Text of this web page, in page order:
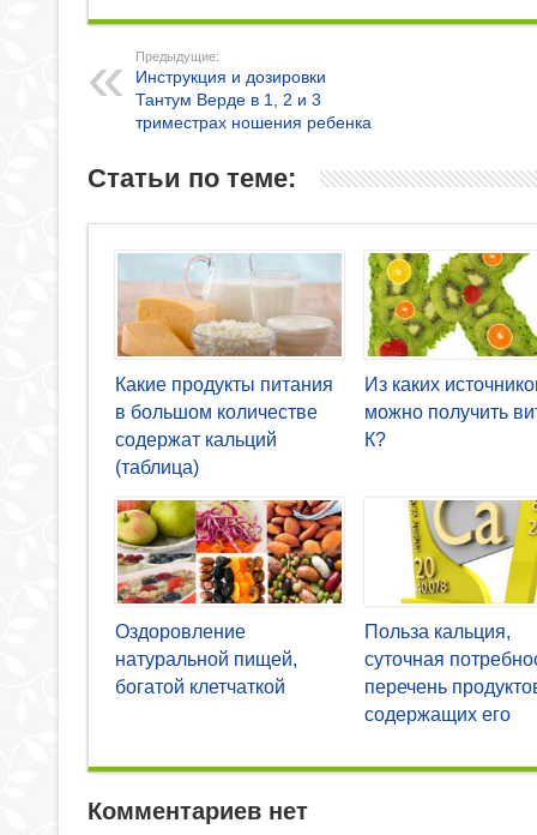
Предыдущие:
Инструкция и дозировки
Тантум Верде в 1, 2 и 3
триместрах ношения ребенка
Статьи по теме:
Какие продукты питания
в большом количестве
содержат кальций
(таблица)
Из каких
можно получить
К?
Оздоровление
натуральной пищей,
богатой клетчаткой
Польза кальция,
суточная
перечень
содержащих его
Комментариев нет